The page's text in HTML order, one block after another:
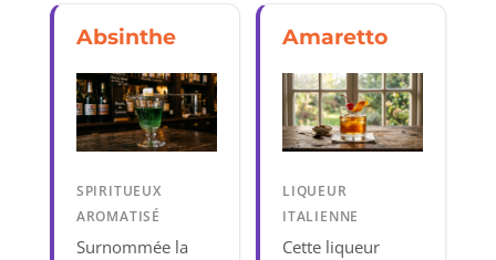
Absinthe
SPIRITUEUX
AROMATISÉ
Surnommée la
Amaretto
LIQUEUR
ITALIENNE
Cette liqueur